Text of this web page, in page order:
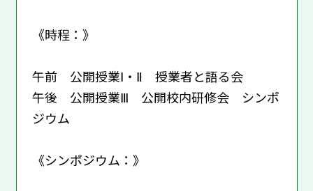
《時程：》
午前 公開授業Ⅰ・Ⅱ 授業者と語る会
午後 公開授業Ⅲ 公開校内研修会 シンポ
ジウム
《シンポジウム：》